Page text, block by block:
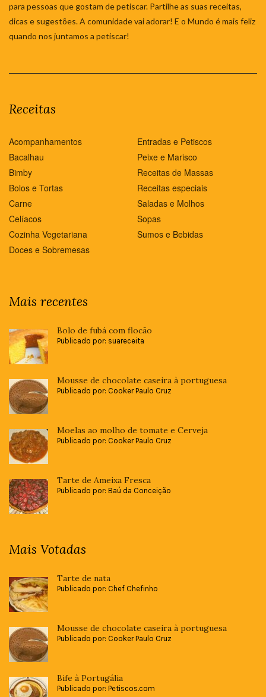
para pessoas que gostam de petiscar. Partilhe as suas receitas,
dicas e sugestões. A comunidade vai adorar! E o Mundo é mais feliz
quando nos juntamos a petiscar!
Receitas
Acompanhamentos
Bacalhau
Bimby
Bolos e Tortas
Carne
Celíacos
Cozinha Vegetariana
Doces e Sobremesas
Entradas e Petiscos
Peixe e Marisco
Receitas de Massas
Receitas especiais
Saladas e Molhos
Sopas
Sumos e Bebidas
Mais recentes
Bolo de fubá com flocão
Publicado por: suareceita
Mousse de chocolate caseira à portuguesa
Publicado por: Cooker Paulo Cruz
Moelas ao molho de tomate e Cerveja
Publicado por: Cooker Paulo Cruz
Tarte de Ameixa Fresca
Publicado por: Baú da Conceição
Mais Votadas
Tarte de nata
Publicado por: Chef Chefinho
Mousse de chocolate caseira à portuguesa
Publicado por: Cooker Paulo Cruz
Bife à Portugália
Publicado por: Petiscos.com